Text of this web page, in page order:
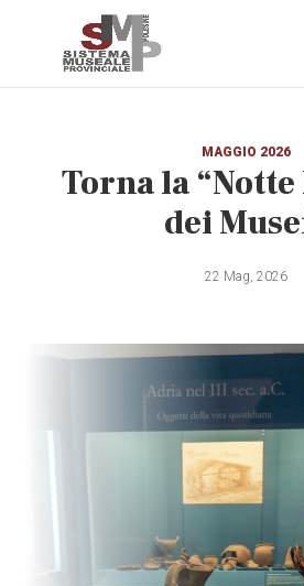
MAGGIO 2026
Torna la
dei
22 Mag, 2026